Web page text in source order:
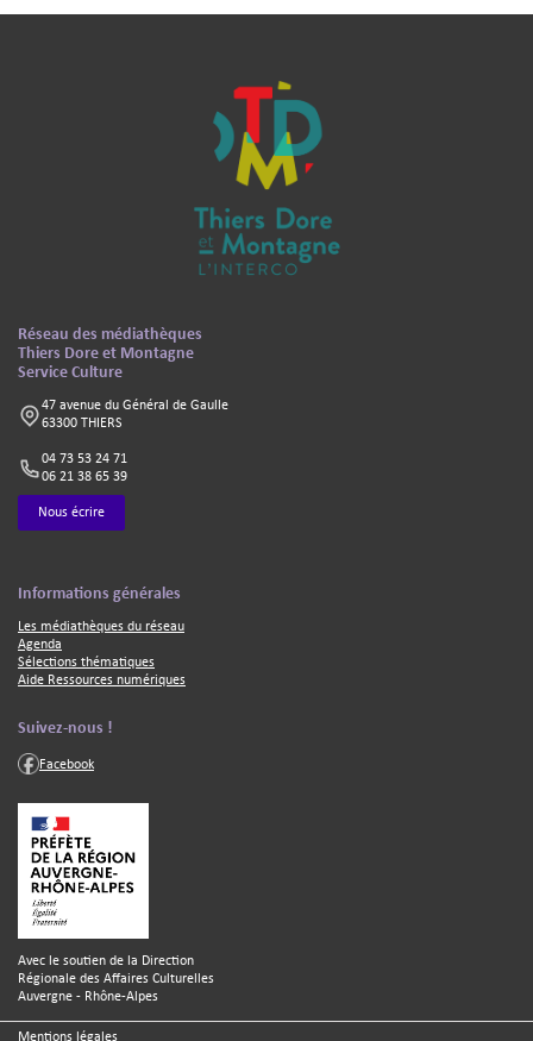
Texte
Réseau des médiathèques
Thiers Dore et Montagne
Service Culture
47 avenue du Général de Gaulle
63300 THIERS
04 73 53 24 71
06 21 38 65 39
Nous écrire
Texte
Informations générales
Les médiathèques du réseau
Agenda
Sélections thématiques
Aide Ressources numériques
Texte
Suivez-nous !
Facebook
Avec le soutien de la Direction
Régionale des Affaires Culturelles
Auvergne - Rhône-Alpes
Mentions légales